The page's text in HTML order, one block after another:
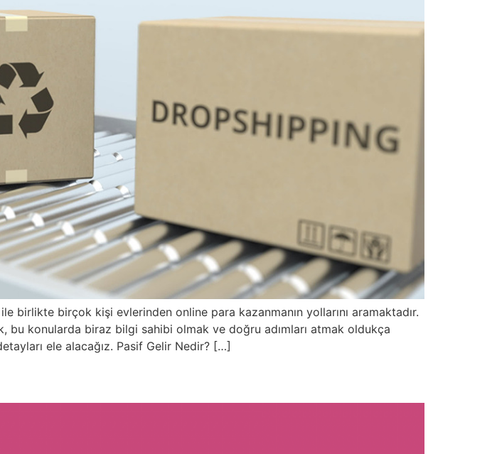
birlikte birçok kişi evlerinden online para kazanmanın yollarını aramaktadır.
konularda biraz bilgi sahibi olmak ve doğru adımları atmak oldukça
ele alacağız. Pasif Gelir Nedir? […]